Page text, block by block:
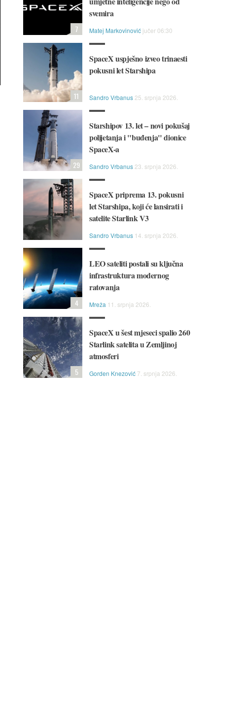
svemira
Matej Markovinović jučer 06:30
7
SpaceX uspješno izveo trinaesti
pokusni let Starshipa
Sandro Vrbanus 25. srpnja 2026.
11
Starshipov 13. let – novi pokušaj
polijetanja i "buđenja" dionice
SpaceX-a
Sandro Vrbanus 23. srpnja 2026.
29
SpaceX priprema 13. pokusni
let Starshipa, koji će lansirati i
satelite Starlink V3
Sandro Vrbanus 14. srpnja 2026.
LEO sateliti postali su ključna
infrastruktura modernog
ratovanja
Mreža 11. srpnja 2026.
4
SpaceX u šest mjeseci spalio 260
Starlink satelita u Zemljinoj
atmosferi
Gorden Knezović 7. srpnja 2026.
5